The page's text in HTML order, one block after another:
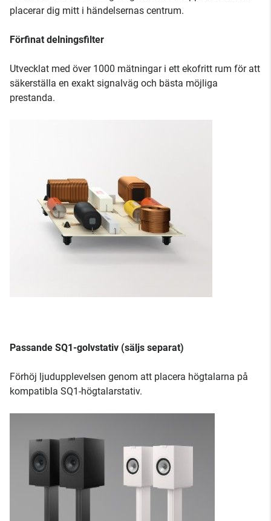
placerar dig mitt i händelsernas centrum.
Förfinat delningsfilter
Utvecklat med över 1000 mätningar i ett ekofritt rum för att
säkerställa en exakt signalväg och bästa möjliga
prestanda.
Passande SQ1-golvstativ (säljs separat)
Förhöj ljudupplevelsen genom att placera högtalarna på
kompatibla SQ1-högtalarstativ.